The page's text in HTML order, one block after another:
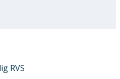
RVS